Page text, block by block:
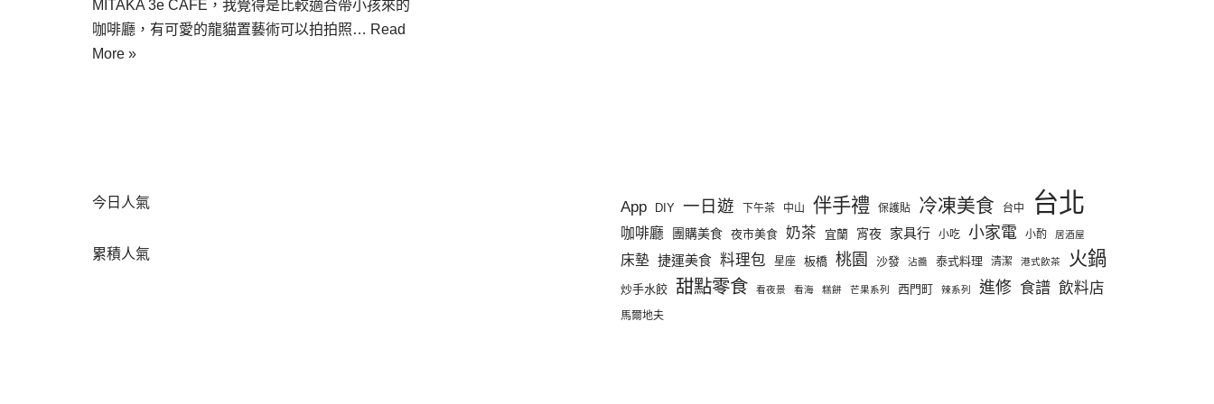
MITAKA 3e CAFE，我覺得是比較適合帶小孩來的
咖啡廳，有可愛的龍貓置藝術可以拍拍照… Read
More »
今日人氣
累積人氣
App DIY 一日遊 下午茶 中山 伴手禮 保護貼 冷凍美食 台中 台北
咖啡廳 團購美食 夜市美食 奶茶 宜蘭 宵夜 家具行 小吃 小家電 小酌 居酒屋
床墊 捷運美食 料理包 星座 板橋 桃園 沙發 沾醬 泰式料理 清潔 港式飲茶 火鍋
炒手水餃 甜點零食 看夜景 看海 糕餅 芒果系列 西門町 辣系列 進修 食譜 飲料店
馬爾地夫